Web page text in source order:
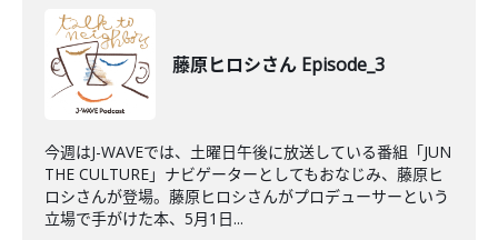
藤原ヒロシさん Episode_3
今週はJ-WAVEでは、土曜日午後に放送している番組「JUN
THE CULTURE」ナビゲーターとしてもおなじみ、藤原ヒ
ロシさんが登場。藤原ヒロシさんがプロデューサーという
立場で手がけた本、5月1日...